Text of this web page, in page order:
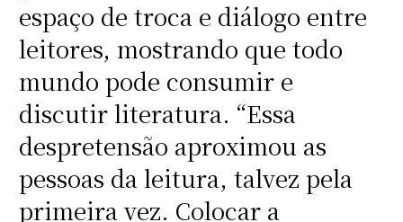
espaço de troca e diálogo entre
leitores, mostrando que todo
mundo pode consumir e
discutir literatura. “Essa
despretensão aproximou as
pessoas da leitura, talvez pela
primeira vez. Colocar a